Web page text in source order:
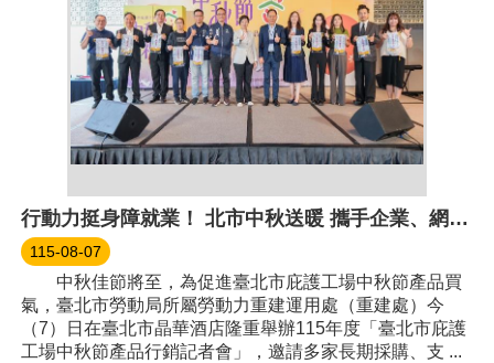
行動力挺身障就業！ 北市中秋送暖 攜手企業、網紅推廣庇護工場好禮
115-08-07
中秋佳節將至，為促進臺北市庇護工場中秋節產品買
氣，臺北市勞動局所屬勞動力重建運用處（重建處）今
（7）日在臺北市晶華酒店隆重舉辦115年度「臺北市庇護
工場中秋節產品行銷記者會」，邀請多家長期採購、支 ...